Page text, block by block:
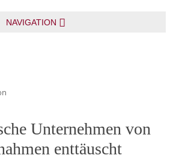
NAVIGATION
Unternehmen von
enttäuscht